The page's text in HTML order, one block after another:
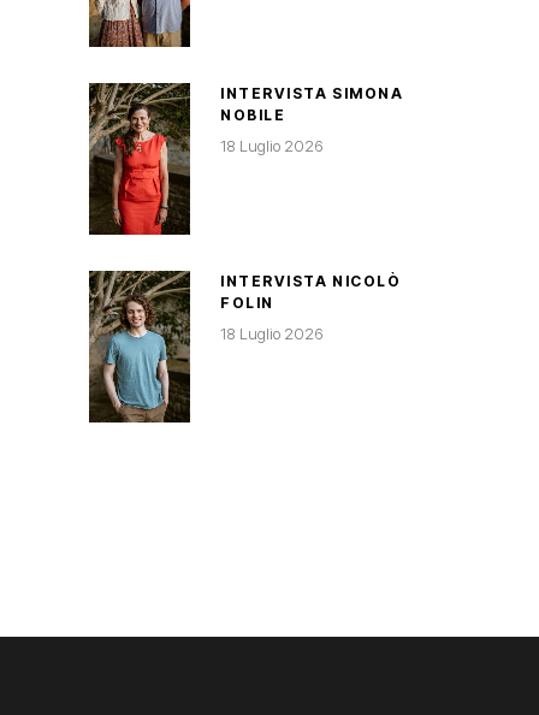
INTERVISTA SIMONA
NOBILE
18 Luglio 2026
INTERVISTA NICOLÒ
FOLIN
18 Luglio 2026